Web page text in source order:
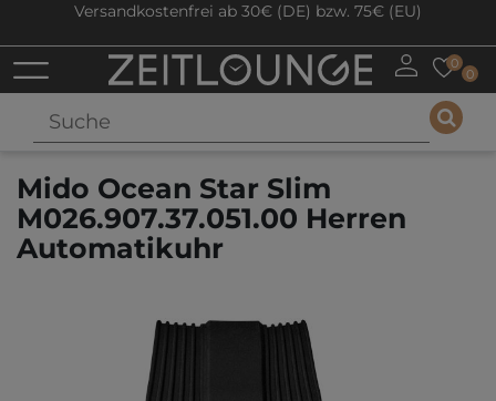
Versandkostenfrei ab 30€ (DE) bzw. 75€ (EU)
0
0
Mido Ocean Star Slim
M026.907.37.051.00 Herren
Automatikuhr